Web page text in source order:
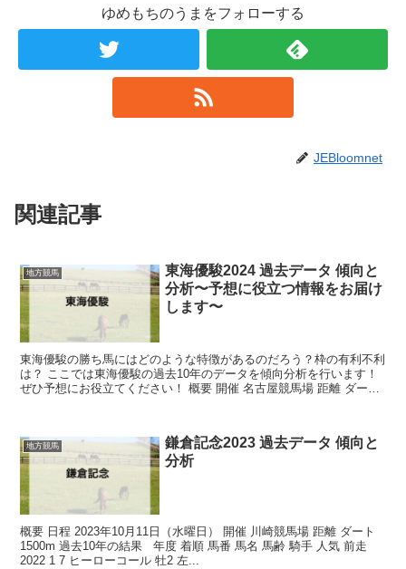
ゆめもちのうまをフォローする
JEBloomnet
関連記事
地方競馬
東海優駿2024 過去データ 傾向と
分析〜予想に役立つ情報をお届け
します〜
東海優駿の勝ち馬にはどのような特徴があるのだろう？枠の有利不利
は？ ここでは東海優駿の過去10年のデータを傾向分析を行います！
ぜひ予想にお役立てください！ 概要 開催 名古屋競馬場 距離 ダート
地方競馬
鎌倉記念2023 過去データ 傾向と
分析
概要 日程 2023年10月11日（水曜日） 開催 川崎競馬場 距離 ダート
1500m 過去10年の結果 年度 着順 馬番 馬名 馬齢 騎手 人気 前走
2022 1 7 ヒーローコール 牡2 左...